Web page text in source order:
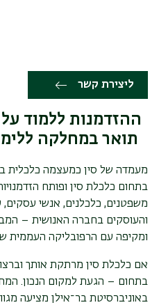
ליצירת קשר
ההזדמנות ללמוד
תואר במחלקה
מעמדה של סין כמעצמה כלכלית
בתחום כלכלת סין ופותח
משפטנים, כלכלנים, אנשי עסקים,
והעוסקים בחברה האנושית –
ומקיפה עם הרפובליקה העממית
אם כלכלת סין מרתקת אותך
בתחום – הגעת למקום הנכון.
באוניברסיטת בר־אילן מציעה